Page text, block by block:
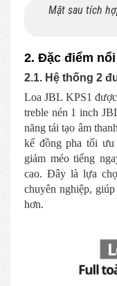
Mặt sau tích
2. Đặc điểm
2.1. Hệ thống 2
Loa JBL KPS1
treble nén 1 inch
năng tái tạo âm
kế đồng pha tối ưu
giảm méo tiếng
cao. Đây là lựa
chuyên nghiệp,
hơn.